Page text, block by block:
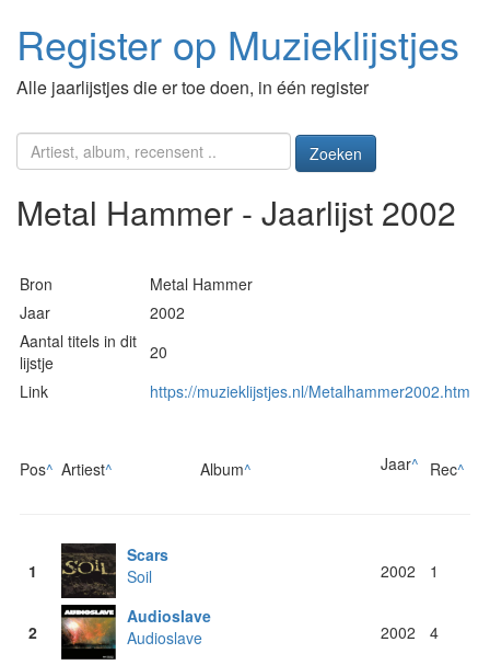
Register op Muzieklijstjes
Alle jaarlijstjes die er toe doen, in één register
Zoeken
Metal Hammer - Jaarlijst 2002
Bron
Metal Hammer
Jaar
2002
Aantal titels in dit
lijstje
20
Link
https://muzieklijstjes.nl/Metalhammer2002.htm
Pos^ Artiest^ Album^ Jaar^ Rec^
1
Scars
Soil
2002 1
2
Audioslave
Audioslave
2002 4